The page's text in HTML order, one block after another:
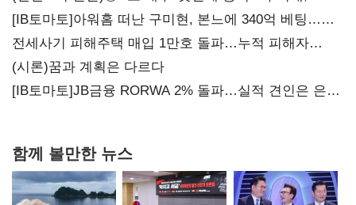
20년만에 '비상재정' 선언 승부수
[IB토마토]아워홈 떠난 구미현, 본느에 340억 베팅…
가족 지배체제 구축
전세사기 피해주택 매입 1만호 돌파…누적 피해자
4만278명
(시론)꿈과 계획은 다르다
[IB토마토]JB금융 RORWA 2% 돌파…실적 견인은 은행
함께 볼만한 뉴스